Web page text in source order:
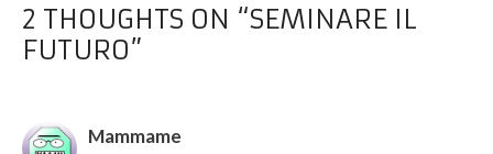
2 THOUGHTS ON “SEMINARE IL
FUTURO”
Mammame